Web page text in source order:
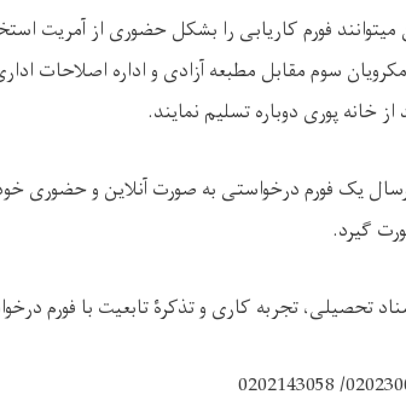
فورم کاریابی را بشکل حضوری از آمریت
سوم مقابل مطبعه آزادی و اداره اصلاحات
خانه پوری دوباره تسلیم نمایند.
یک فورم درخواستی به صورت آنلاین و حضوری
گیرد.
تحصیلی، تجربه کاری و تذکرۀ تابعیت با فورم